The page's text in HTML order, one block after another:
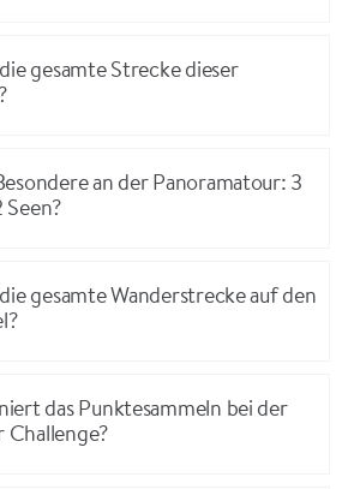
gesamte Strecke dieser
an der Panoramatour: 3
Seen?
gesamte Wanderstrecke auf den
das Punktesammeln bei der
Challenge?